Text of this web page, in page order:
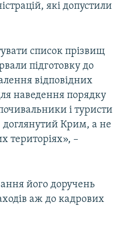
які допустили
список прізвищ
підготовку до
відповідних
наведення порядку
і туристи
Крим, а не
територіях», –
його доручень
аж до кадрових